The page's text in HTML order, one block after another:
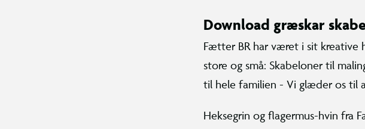
Download græskar
Fætter BR har været i sit kreative
store og små: Skabeloner til
til hele familien - Vi glæder os til
Heksegrin og flagermus-hvin fra